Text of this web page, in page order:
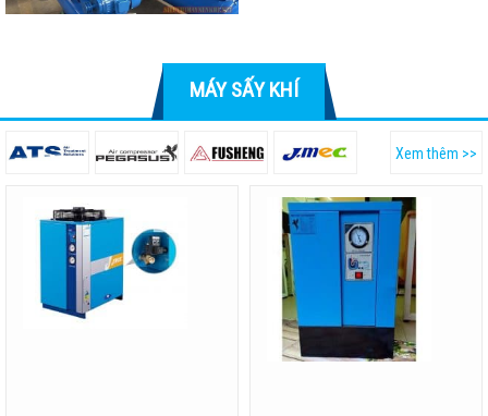
MÁY SẤY KHÍ
Xem thêm >>